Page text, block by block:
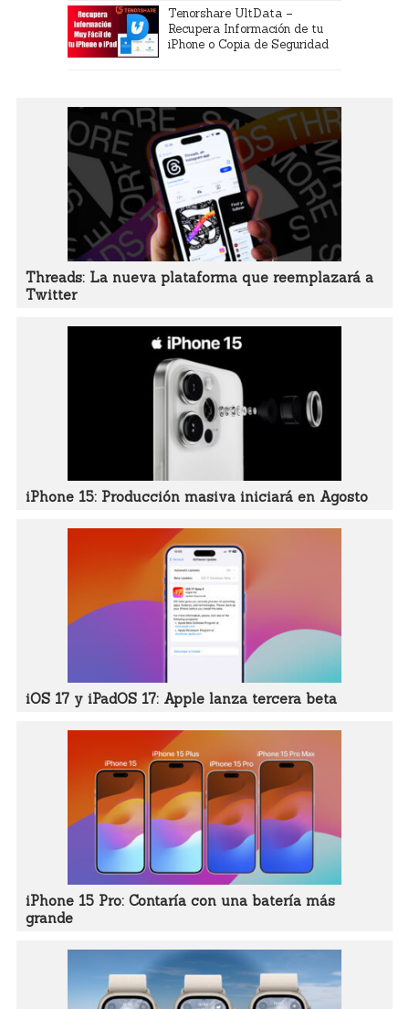
Tenorshare UltData –
Recupera Información de tu
iPhone o Copia de Seguridad
Threads: La nueva plataforma que reemplazará a
Twitter
iPhone 15: Producción masiva iniciará en Agosto
iOS 17 y iPadOS 17: Apple lanza tercera beta
iPhone 15 Pro: Contaría con una batería más
grande